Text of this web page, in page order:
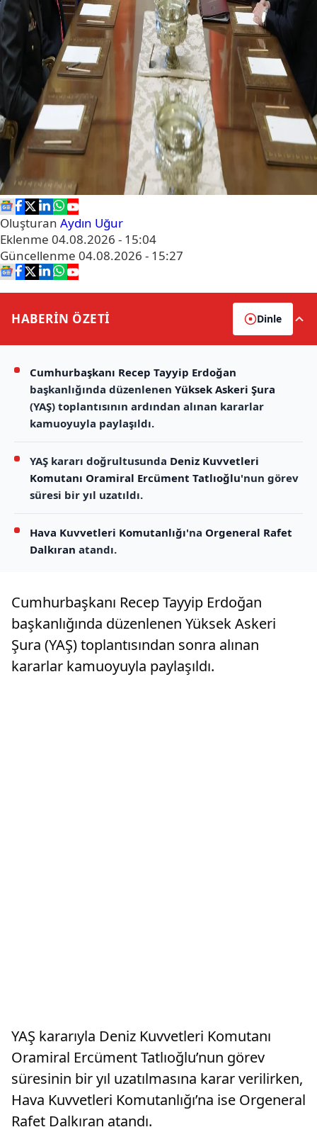
Oluşturan Aydın Uğur
Eklenme 04.08.2026 - 15:04
Güncellenme 04.08.2026 - 15:27
HABERİN ÖZETİ Dinle
Cumhurbaşkanı Recep Tayyip Erdoğan
başkanlığında düzenlenen Yüksek Askeri Şura
(YAŞ) toplantısının ardından alınan kararlar
kamuoyuyla paylaşıldı.
YAŞ kararı doğrultusunda Deniz Kuvvetleri
Komutanı Oramiral Ercüment Tatlıoğlu'nun görev
süresi bir yıl uzatıldı.
Hava Kuvvetleri Komutanlığı'na Orgeneral Rafet
Dalkıran atandı.
Cumhurbaşkanı Recep Tayyip Erdoğan
başkanlığında düzenlenen Yüksek Askeri
Şura (YAŞ) toplantısından sonra alınan
kararlar kamuoyuyla paylaşıldı.
YAŞ kararıyla Deniz Kuvvetleri Komutanı
Oramiral Ercüment Tatlıoğlu’nun görev
süresinin bir yıl uzatılmasına karar verilirken,
Hava Kuvvetleri Komutanlığı’na ise Orgeneral
Rafet Dalkıran atandı.